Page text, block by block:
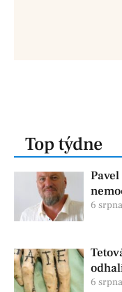
Top týdne
6
6